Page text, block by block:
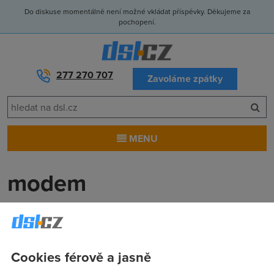
Do diskuse momentálně není možné vkládat příspěvky. Děkujeme za
pochopení.
277 270 707 Zavoláme zpátky
MENU
modem
Joe(3.12.2006 10:54:49)
vhodný na stahování přes torrenty.Jaký by jste mi
Cookies férově a jasně